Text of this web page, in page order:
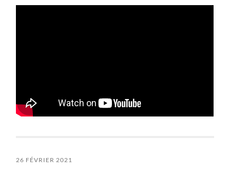
26 FÉVRIER 2021